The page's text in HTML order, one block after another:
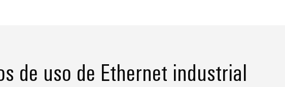
de uso de Ethernet industrial